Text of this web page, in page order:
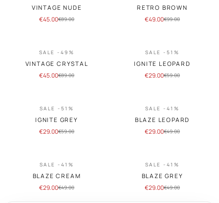
VINTAGE NUDE
€45.00€89.00
RETRO BROWN
€49.00€99.00
SALE -49%
VINTAGE CRYSTAL
€45.00€89.00
SALE -51%
IGNITE LEOPARD
€29.00€59.00
SALE -51%
IGNITE GREY
€29.00€59.00
SALE -41%
BLAZE LEOPARD
€29.00€49.00
SALE -41%
BLAZE CREAM
€29.00€49.00
SALE -41%
BLAZE GREY
€29.00€49.00